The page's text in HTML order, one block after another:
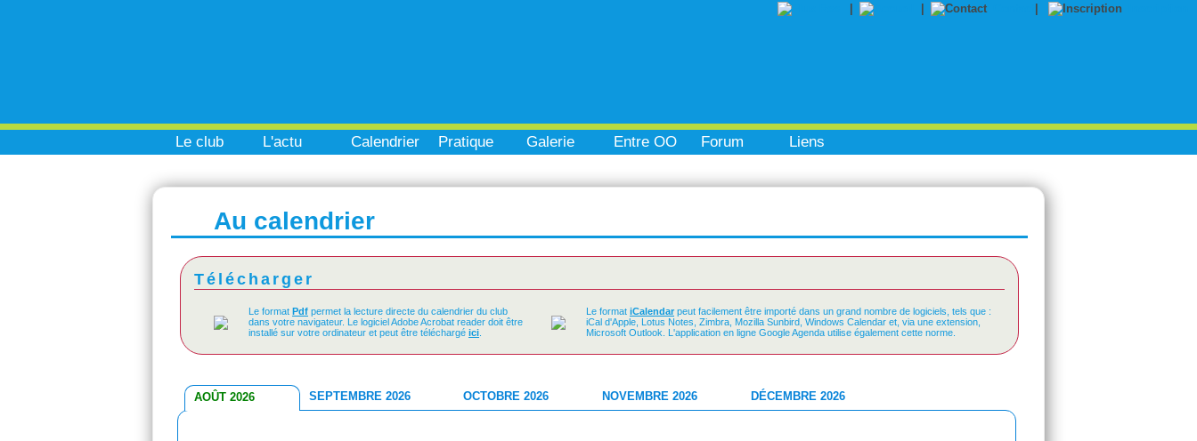
Le club L'actu Calendrier Pratique Galerie Entre OO Forum Liens
Au calendrier
Télécharger
Le format Pdf permet la lecture directe du calendrier du club
dans votre navigateur. Le logiciel Adobe Acrobat reader doit être
installé sur votre ordinateur et peut être téléchargé ici
Le format iCalendar peut facilement être importé dans un grand nombre de logiciels, tels que :
iCal d'Apple, Lotus Notes, Zimbra, Mozilla Sunbird, Windows Calendar et, via une extension,
Microsoft Outlook. L'application en ligne Google Agenda utilise également cette norme.
AOÛT 2026 SEPTEMBRE 2026 OCTOBRE 2026 NOVEMBRE 2026 DÉCEMBRE 2026